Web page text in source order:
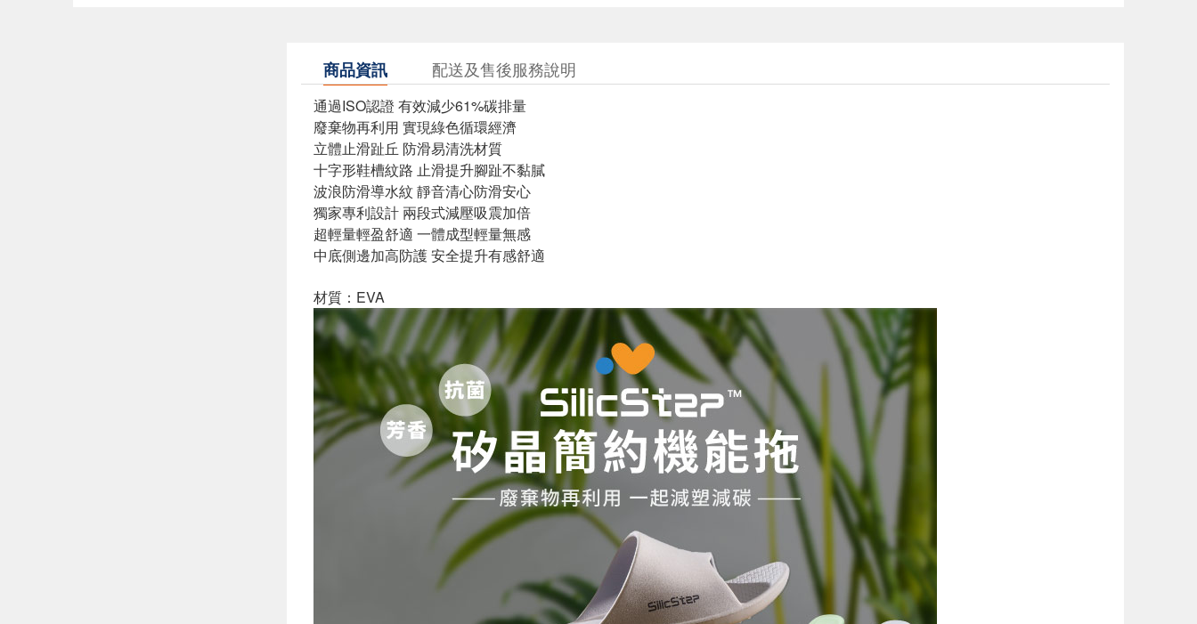
商品資訊 配送及售後服務說明
通過ISO認證 有效減少61%碳排量
廢棄物再利用 實現綠色循環經濟
立體止滑趾丘 防滑易清洗材質
十字形鞋槽紋路 止滑提升腳趾不黏膩
波浪防滑導水紋 靜音清心防滑安心
獨家專利設計 兩段式減壓吸震加倍
超輕量輕盈舒適 一體成型輕量無感
中底側邊加高防護 安全提升有感舒適
材質：EVA